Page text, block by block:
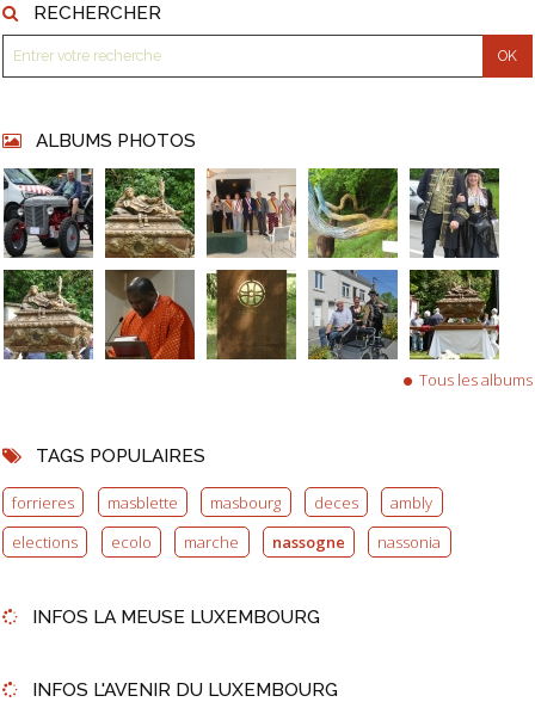
RECHERCHER
ALBUMS PHOTOS
Tous les albums
TAGS POPULAIRES
forrieres masblette masbourg deces
ambly
elections
ecolo marche nassogne nassonia
INFOS LA MEUSE LUXEMBOURG
INFOS L'AVENIR DU LUXEMBOURG